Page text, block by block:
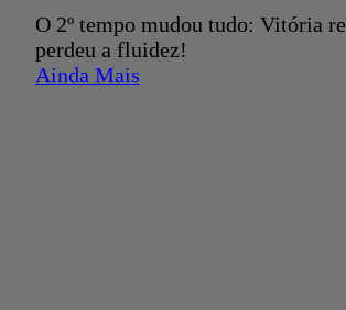
O 2º tempo mudou tudo: Vitória
perdeu a fluidez!
Ainda Mais